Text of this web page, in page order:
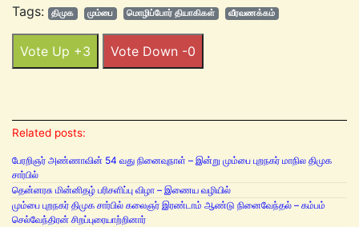
Tags: திமுக மும்பை மொழிப்போர் தியாகிகள் வீரவணக்கம்
Vote Up +3 Vote Down -0
Related posts:
பேரறிஞர் அண்ணாவின் 54 வது நினைவுநாள் – இன்று மும்பை புறநகர் மாநில திமுக
சார்பில்
தென்னரசு மின்னிதழ் பரிசளிப்பு விழா – இணைய வழியில்
மும்பை புறநகர் திமுக சார்பில் கலைஞர் இரண்டாம் ஆண்டு நினைவேந்தல் – கம்பம்
செல்வேந்திரன் சிறப்புரையாற்றினார்